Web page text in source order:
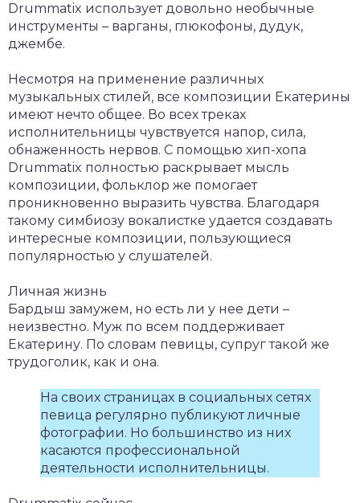
Drummatix использует довольно необычные
инструменты – варганы, глюкофоны, дудук,
джембе.
Несмотря на применение различных
музыкальных стилей, все композиции Екатерины
имеют нечто общее. Во всех треках
исполнительницы чувствуется напор, сила,
обнаженность нервов. С помощью хип-хопа
Drummatix полностью раскрывает мысль
композиции, фольклор же помогает
проникновенно выразить чувства. Благодаря
такому симбиозу вокалистке удается создавать
интересные композиции, пользующиеся
популярностью у слушателей.
Личная жизнь
Бардыш замужем, но есть ли у нее дети –
неизвестно. Муж по всем поддерживает
Екатерину. По словам певицы, супруг такой же
трудоголик, как и она.
На своих страницах в социальных сетях
певица регулярно публикуют личные
фотографии. Но большинство из них
касаются профессиональной
деятельности исполнительницы.